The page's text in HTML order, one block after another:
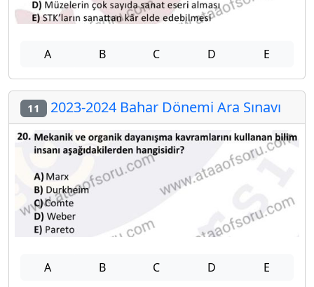
A B C D E
11 2023-2024 Bahar Dönemi Ara Sınavı
A B C D E